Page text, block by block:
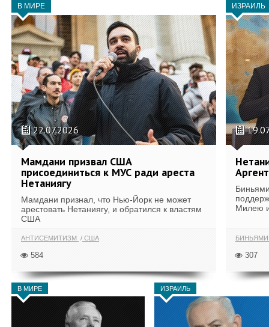
В МИРЕ
22.07.2026
Мамдани призвал США
присоединиться к МУС ради ареста
Нетаниягу
Мамдани признал, что Нью-Йорк не может
арестовать Нетаниягу, и обратился к властям
США
АНТИСЕМИТИЗМ США
584
ИЗРАИЛЬ
Милею и
307
В МИРЕ ИЗРАИЛЬ